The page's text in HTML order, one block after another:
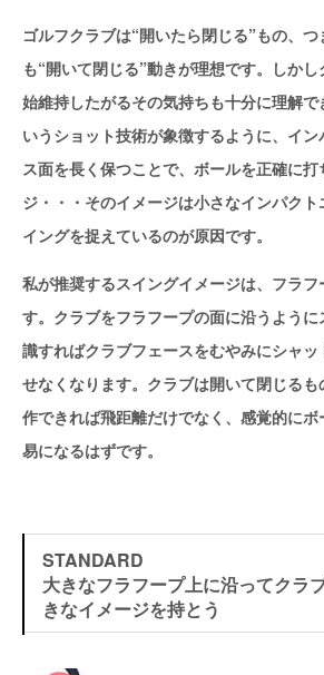
ゴルフクラブは“開いたら閉じる”もの、
も“開いて閉じる”動きが理想です。しか
始維持したがるその気持ちも十分に理解
いうショット技術が象徴するように、イ
ス面を長く保つことで、ボールを正確に
ジ・・・そのイメージは小さなインパク
イングを捉えているのが原因です。
私が推奨するスイングイメージは、フラ
す。クラブをフラフープの面に沿うよう
識すればクラブフェースをむやみにシャ
せなくなります。クラブは開いて閉じる
作できれば飛距離だけでなく、感覚的に
易になるはずです。
STANDARD
大きなフラフープ上に沿ってクラ
きなイメージを持とう